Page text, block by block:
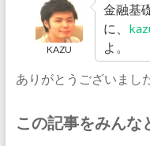
KAZU
金融基
に、
よ。
ありがとうございまし
この記事をみんな